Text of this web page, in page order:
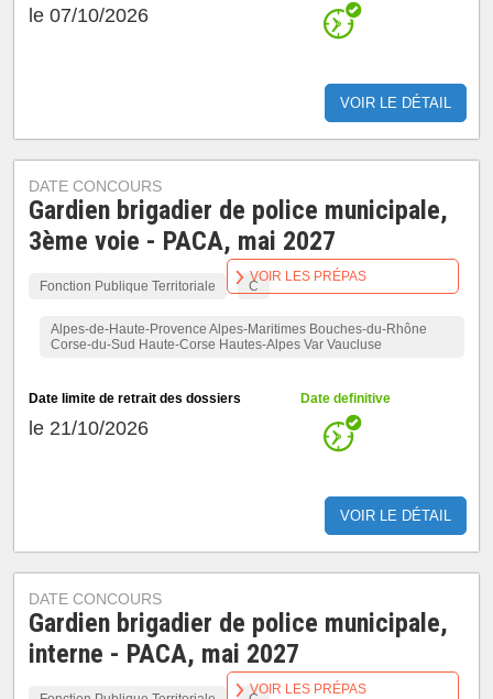
le 07/10/2026
VOIR LE DÉTAIL
DATE CONCOURS
Gardien brigadier de police municipale,
3ème voie - PACA, mai 2027
Fonction Publique Territoriale C
Alpes-de-Haute-Provence Alpes-Maritimes Bouches-du-Rhône
Corse-du-Sud Haute-Corse Hautes-Alpes Var Vaucluse
Date limite de retrait des dossiers
le 21/10/2026
Date definitive
VOIR LE DÉTAIL
VOIR LES PRÉPAS
DATE CONCOURS
Gardien brigadier de police municipale,
interne - PACA, mai 2027
VOIR LES PRÉPAS